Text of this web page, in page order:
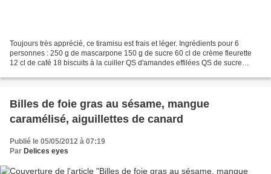
Toujours très apprécié, ce tiramisu est frais et léger. Ingrédients pour 6
personnes : 250 g de mascarpone 150 g de sucre 60 cl de crème fleurette
12 cl de café 18 biscuits à la cuiller QS d'amandes effilées QS de sucre
Billes de foie gras au sésame, mangue
caramélisé, aiguillettes de canard
Publié le 05/05/2012 à 07:19
Par Delices eyes